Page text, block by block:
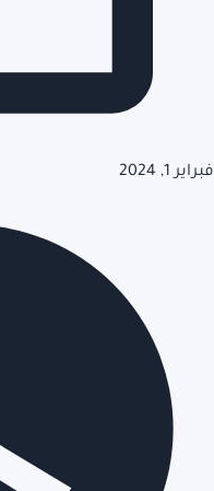
فبراير 1, 2024